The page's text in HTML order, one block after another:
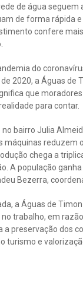
de água
de forma rápida
confere
do
2020, a Águas
que
para contar.
bairro Julia
máquinas
chega a
A população
Bezerra,
a Águas de
trabalho, em
preservação dos
turismo e